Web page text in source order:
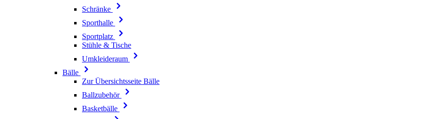
Schränke
Sporthalle
Sportplatz
Stühle & Tische
Umkleideraum
Bälle
Zur Übersichtsseite Bälle
Ballzubehör
Basketbälle